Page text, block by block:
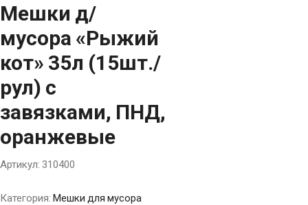
Мешки д/
мусора «Рыжий
кот» 35л (15шт./
рул) с
завязками, ПНД,
оранжевые
Артикул: 310400
Категория: Мешки для мусора